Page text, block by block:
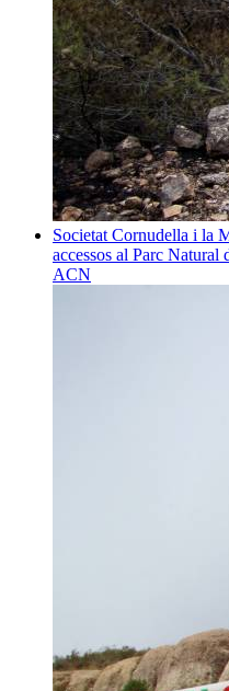
Societat Cornudella i la
accessos al Parc Natural
ACN